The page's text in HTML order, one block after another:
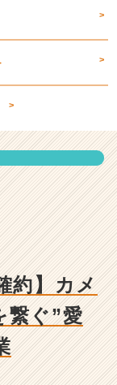
>
>
>
約】カメ
繋ぐ”愛